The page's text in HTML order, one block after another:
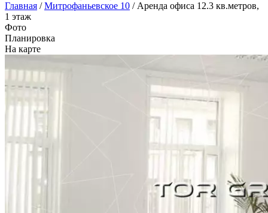
Главная /Митрофаньевское 10 / Аренда офиса 12.3 кв.метров,
1 этаж
Фото
Планировка
На карте